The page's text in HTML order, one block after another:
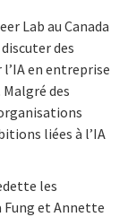
Lab au Canada
des
en entreprise
des
liées à l’IA
les
Fung et Annette